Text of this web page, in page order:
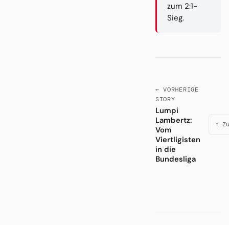
zum 2:1-
Sieg.
← VORHERIGE
STORY
Lumpi
Lambertz:
Vom
Viertligisten
in die
Bundesliga
↑